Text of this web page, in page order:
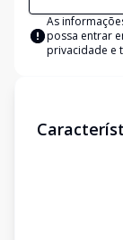
As
possa entrar
privacidade e